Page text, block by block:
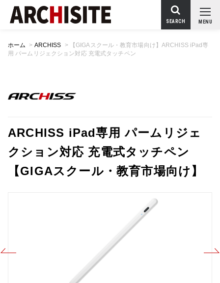
MENU
SEARCH
ホーム > ARCHISS >
【GIGAスクール・教育市場向け】ARCHISS iPad専
用 パームリジェクション対応 充電式タッチペン
ARCHISS iPad専用 パームリジェ
クション対応 充電式タッチペン
【GIGAスクール・教育市場向け】